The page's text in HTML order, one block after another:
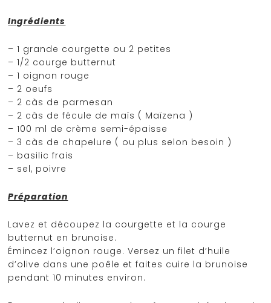
Ingrédients
– 1 grande courgette ou 2 petites
– 1/2 courge butternut
– 1 oignon rouge
– 2 oeufs
– 2 càs de parmesan
– 2 càs de fécule de maïs ( Maïzena )
– 100 ml de crème semi-épaisse
– 3 càs de chapelure ( ou plus selon besoin )
– basilic frais
– sel, poivre
Préparation
Lavez et découpez la courgette et la courge
butternut en brunoise.
Émincez l’oignon rouge. Versez un filet d’huile
d’olive dans une poêle et faites cuire la brunoise
pendant 10 minutes environ.